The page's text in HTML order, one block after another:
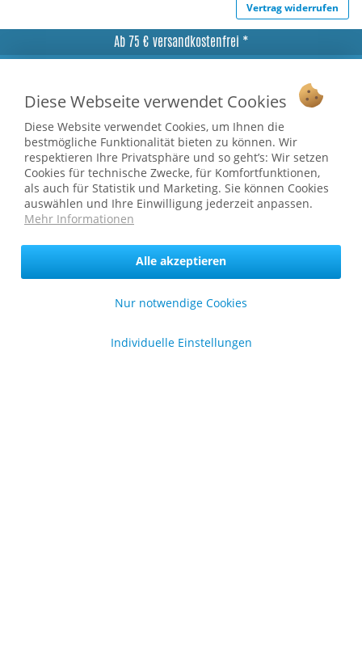
Vertrag widerrufen
Ab 75 € versandkostenfrei *
Shop Service
Informationen
* bei Paketversand. Alle Preise inkl. gesetzl. Mehrwertsteuer zzgl.
Versandkosten.
Copyright © afp marketing gmbh - Alle Rechte vorbehalten
Diese Webseite verwendet Cookies
Diese Website verwendet Cookies, um Ihnen die
bestmögliche Funktionalität bieten zu können. Wir
respektieren Ihre Privatsphäre und so geht’s: Wir setzen
Cookies für technische Zwecke, für Komfortfunktionen,
als auch für Statistik und Marketing. Sie können Cookies
auswählen und Ihre Einwilligung jederzeit anpassen.
Mehr Informationen
Nur notwendige Cookies
Alle akzeptieren
Individuelle Einstellungen